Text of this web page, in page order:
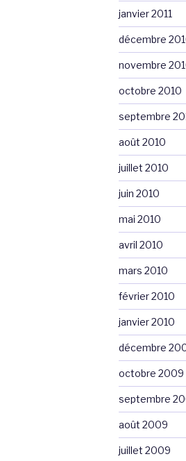
janvier 2011
décembre
novembre
octobre 2010
septembre
août 2010
juillet 2010
juin 2010
mai 2010
avril 2010
mars 2010
février 2010
janvier 2010
décembre
octobre 2009
septembre
août 2009
juillet 2009